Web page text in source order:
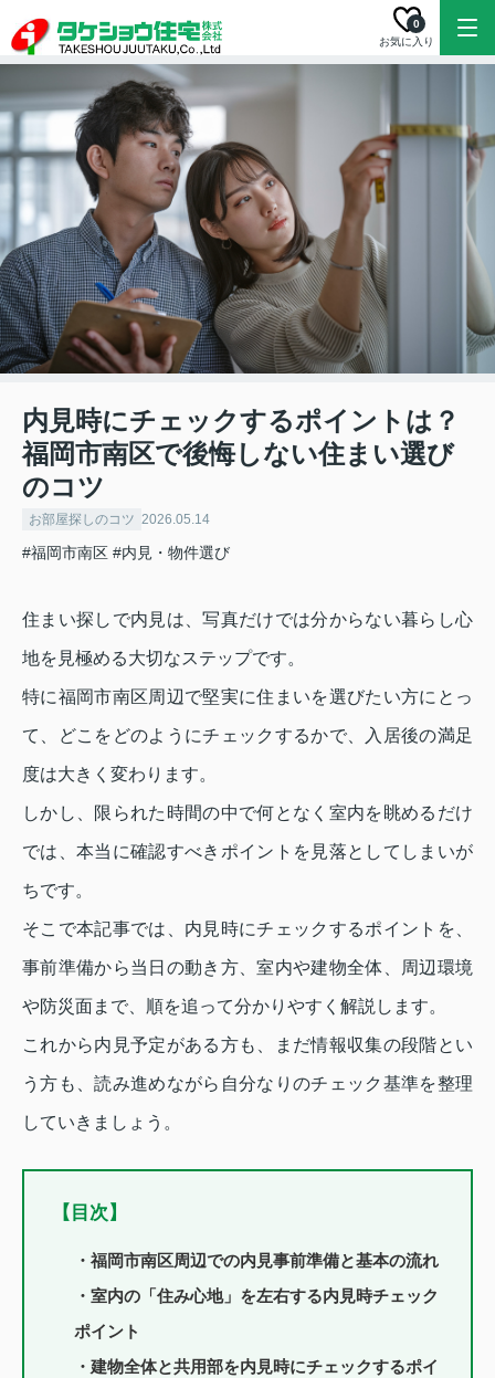
お気に入り
0
内見時にチェックするポイントは？
福岡市南区で後悔しない住まい選び
のコツ
お部屋探しのコツ 2026.05.14
#福岡市南区 #内見・物件選び
住まい探しで内見は、写真だけでは分からない暮らし心
地を見極める大切なステップです。
特に福岡市南区周辺で堅実に住まいを選びたい方にとっ
て、どこをどのようにチェックするかで、入居後の満足
度は大きく変わります。
しかし、限られた時間の中で何となく室内を眺めるだけ
では、本当に確認すべきポイントを見落としてしまいが
ちです。
そこで本記事では、内見時にチェックするポイントを、
事前準備から当日の動き方、室内や建物全体、周辺環境
や防災面まで、順を追って分かりやすく解説します。
これから内見予定がある方も、まだ情報収集の段階とい
う方も、読み進めながら自分なりのチェック基準を整理
していきましょう。
【目次】
・福岡市南区周辺での内見事前準備と基本の流れ
・室内の「住み心地」を左右する内見時チェック
ポイント
・建物全体と共用部を内見時にチェックするポイ